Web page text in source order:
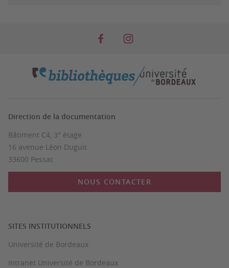
Direction de la documentation
Bâtiment C4, 3° étage
16 avenue Léon Duguit
33600 Pessac
NOUS CONTACTER
SITES INSTITUTIONNELS
Université de Bordeaux
Intranet Université de Bordeaux